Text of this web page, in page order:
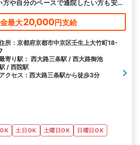
や自分のペースで通院したい方も安心
事故後の各症状に対応しております。
最大20,000円支給
所：京都府京都市中京区壬生上大竹町18-
寄り駅： 西大路三条駅 / 西大路御池
/ 西院駅
アクセス：西大路三条駅から徒歩3分
土日OK 土曜日OK
日曜日OK